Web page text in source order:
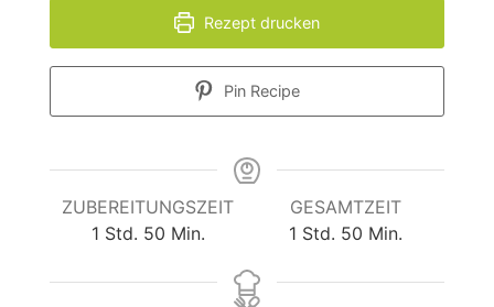
Rezept drucken
Pin Recipe
ZUBEREITUNGSZEIT
1Stunde
Std. 50Minuten
Min.
GESAMTZEIT
1 Stunde
Std. 50 Minuten
Min.